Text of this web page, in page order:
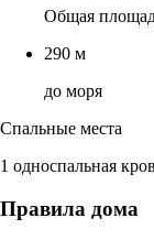
Общая
290 м
до моря
Спальные места
1 односпальная
Правила дома